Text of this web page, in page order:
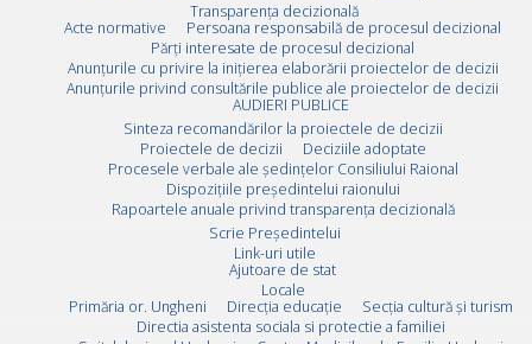
Transparența decizională
Acte normative
Persoana responsabilă de procesul decizional
Părți interesate de procesul decizional
Anunțurile cu privire la inițierea elaborării proiectelor de decizii
Anunțurile privind consultările publice ale proiectelor de decizii
AUDIERI PUBLICE
Sinteza recomandărilor la proiectele de decizii
Proiectele de decizii
Deciziile adoptate
Procesele verbale ale ședințelor Consiliului Raional
Dispozițiile președintelui raionului
Rapoartele anuale privind transparența decizională
Scrie Preşedintelui
Link-uri utile
Ajutoare de stat
Locale
Primăria or. Ungheni
Direcția educație
Secția cultură și turism
Directia asistenta sociala si protectie a familiei